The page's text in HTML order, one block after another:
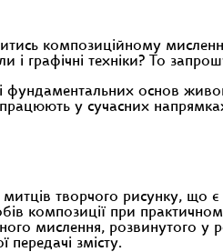
композиційному
і графічні техніки? То
фундаментальних основ
у сучасних
митців творчого рисунку,
композиції при
мислення, розвинутого у
передачі змісту.